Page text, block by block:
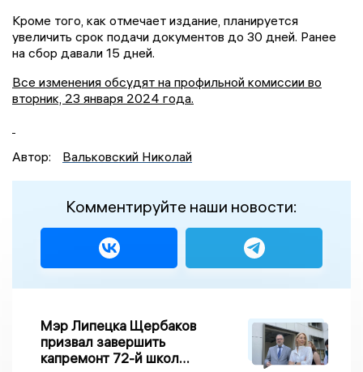
Кроме того, как отмечает издание, планируется
увеличить срок подачи документов до 30 дней. Ранее
на сбор давали 15 дней.
Все изменения обсудят на профильной комиссии во
вторник, 23 января 2024 года.
Автор: Вальковский Николай
Комментируйте наши новости:
Мэр Липецка Щербаков
призвал завершить
капремонт 72-й школы